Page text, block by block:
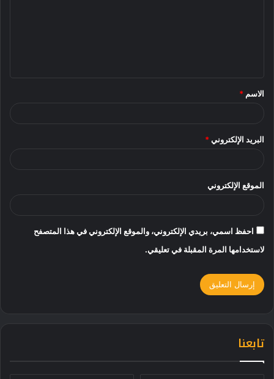
*
الاسم *
البريد الإلكتروني *
الموقع الإلكتروني
احفظ اسمي، بريدي الإلكتروني، والموقع الإلكتروني في هذا المتصفح
لاستخدامها المرة المقبلة في تعليقي.
تابعنا